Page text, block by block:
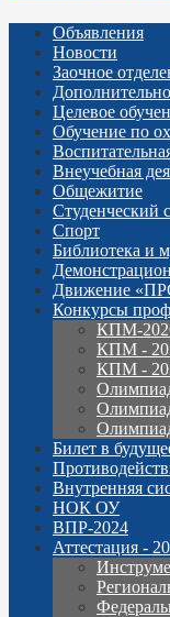
Объявления
Новости
Заочное
Целевое
Обучение по
Внеучебная
Общежитие
Студенческий
Спорт
Библиотека и
Движение
Конкурсы
КПМ-
КПМ -
КПМ -
Билет в
Внутренняя
НОК ОУ
ВПР-2024
Аттестация -